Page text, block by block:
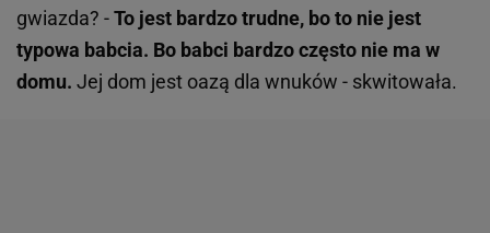
gwiazda? -To jest bardzo trudne, bo to nie jest
typowa babcia. Bo babci bardzo często nie ma w
domu. Jej dom jest oazą dla wnuków - skwitowała.